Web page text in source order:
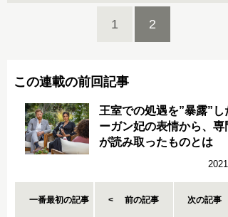
1 2
この連載の前回記事
王室での処遇を”暴露”し
ーガン妃の表情から、専
が読み取ったものとは
一番最初の記事 前の記事 次の記事